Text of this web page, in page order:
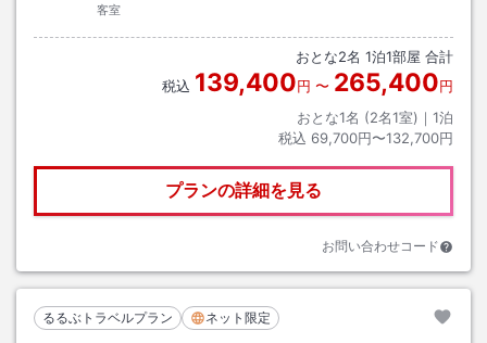
客室
おとな2名 1泊1部屋 合計
税込 139,400円 〜 265,400円
おとな1名 (2名1室)｜ 1泊
税込 69,700円〜132,700円
プランの詳細を見る
お問い合わせコード
るるぶトラベルプラン ネット限定